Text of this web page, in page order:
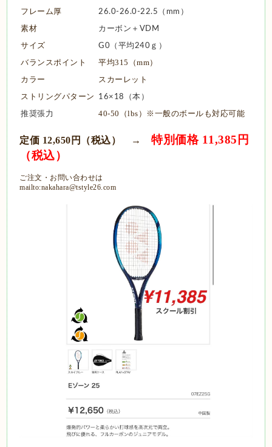
フレーム厚
26.0-26.0-22.5（mm）
素材 カーボン＋VDM
サイズ G0（平均240ｇ）
バランスポイント
平均315（mm）
カラー
スカーレット
ストリングパターン
16×18（本）
推奨張力
40-50（lbs）※一般のボールも対応可能
定価 12,650円（税込） →
特別価格 11,385円
（税込）
ご注文・お問い合わせは
mailto:nakahara@tstyle26.com